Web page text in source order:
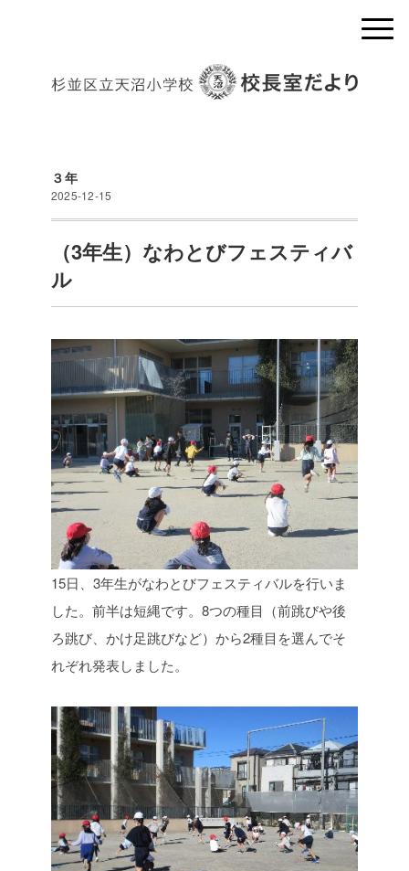
３年
2025-12-15
（3年生）なわとびフェスティバ
ル
15日、3年生がなわとびフェスティバルを行いま
した。前半は短縄です。8つの種目（前跳びや後
ろ跳び、かけ足跳びなど）から2種目を選んでそ
れぞれ発表しました。